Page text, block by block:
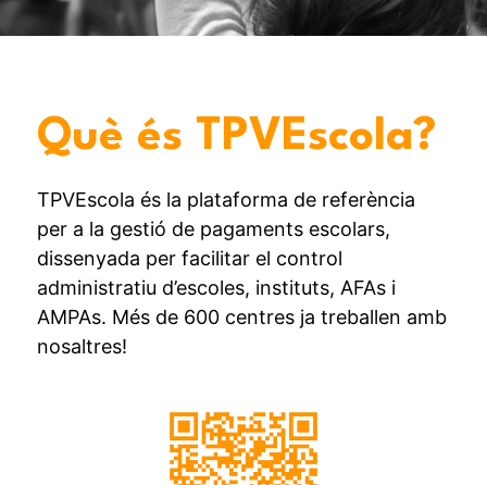
Què és TPVEscola?
TPVEscola és la plataforma de referència
per a la gestió de pagaments escolars,
dissenyada per facilitar el control
administratiu d’escoles, instituts, AFAs i
AMPAs. Més de 600 centres ja treballen amb
nosaltres!